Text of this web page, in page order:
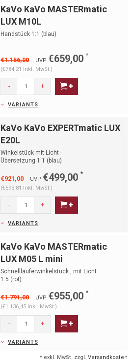
KaVo KaVo MASTERmatic
LUX M10L
Handstück 1:1 (blau)
€1.156,00 UVP €659,00 *
(€784,21 Inkl. MwSt.)
- +
VARIANTS
KaVo KaVo EXPERTmatic LUX
E20L
Winkelstück mit Licht -
Übersetzung 1:1 (blau)
€921,00 UVP €499,00 *
(€593,81 Inkl. MwSt.)
- +
VARIANTS
KaVo KaVo MASTERmatic
LUX M05 L mini
Schnellläuferwinkelstück , mit Licht
1:5 (rot)
€1.791,00 UVP €955,00 *
(€1.136,45 Inkl. MwSt.)
- +
VARIANTS
* exkl. MwSt. zzgl. Versandkosten